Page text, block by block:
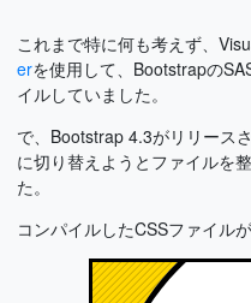
これまで特に何も考えず、
erを使用して、Bootstrapの
イルしていました。
で、Bootstrap 4.3がリリース
に切り替えようとファイルを
た。
コンパイルしたCSSファイルが